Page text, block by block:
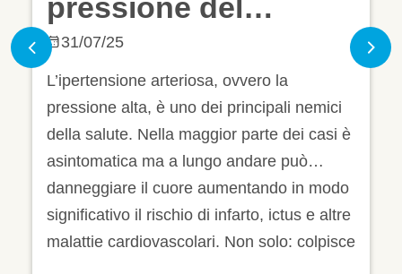
pressione del
sangue
31/07/25
L’ipertensione arteriosa, ovvero la
pressione alta, è uno dei principali nemici
della salute. Nella maggior parte dei casi è
asintomatica ma a lungo andare può
danneggiare il cuore aumentando in modo
significativo il rischio di infarto, ictus e altre
malattie cardiovascolari. Non solo: colpisce
Previous Next